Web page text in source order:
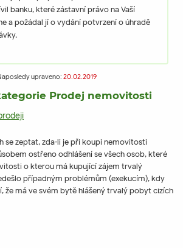
banku, které zástavní právo na Vaší
a požádal jí o vydání potvrzení o úhradě
upraveno: 20.02.2019
Prodej nemovitosti
se zeptat, zda-li je při koupi nemovitosti
ostřeno odhlášení se všech osob, které
o kterou má kupující zájem trvalý
případným problémům (exekucím), kdy
že má ve svém bytě hlášený trvalý pobyt cizích